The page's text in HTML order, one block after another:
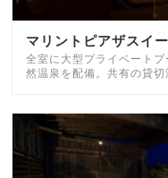
マリントピアザスイ
全室に大型プライベート
然温泉を配備。共有の貸切